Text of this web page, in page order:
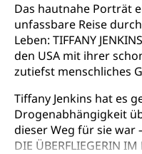
Das hautnahe Porträt
unfassbare Reise
Leben: TIFFANY
den USA mit ihrer
zutiefst menschliches
Tiffany Jenkins hat es
Drogenabhängigkeit
dieser Weg für sie war
DIE ÜBERFLIEGERIN